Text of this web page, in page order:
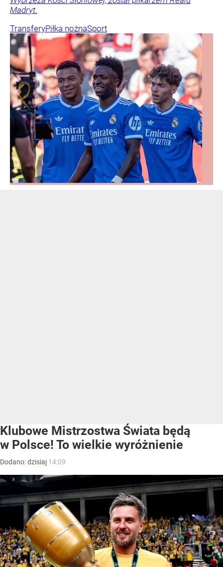
Madryt.
TransferyPiłka nożnaSport
Klubowe Mistrzostwa Świata będą
w Polsce! To wielkie wyróżnienie
Dodano:dzisiaj 14:09